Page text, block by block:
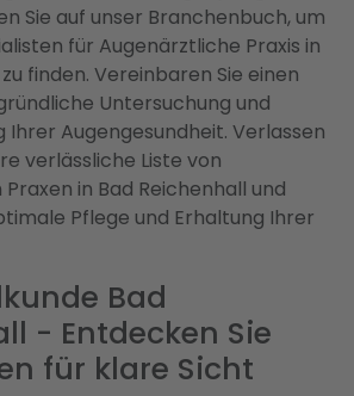
Sie auf unser Branchenbuch, um
für Augenärztliche Praxis in
finden. Vereinbaren Sie einen
Untersuchung und
Ihrer Augengesundheit. Verlassen
verlässliche Liste von
in Bad Reichenhall und
Pflege und Erhaltung Ihrer
Bad
- Entdecken Sie
für klare Sicht